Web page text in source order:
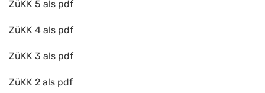
ZüKK 5 als pdf
ZüKK 4 als pdf
ZüKK 3 als pdf
ZüKK 2 als pdf